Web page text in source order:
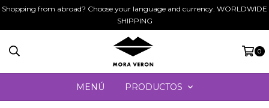
Shopping from abroad? Choose your language and currency. WORLDWIDE
SHIPPING
0
MENÚ PRODUCTOS